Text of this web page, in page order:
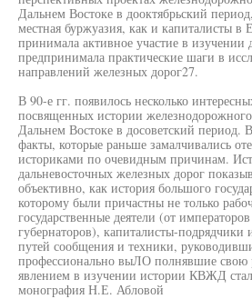
Дальнем Востоке в дооктябрьский
местная буржуазия, как и капиталисты в
принимала активное участие в изучении
предпринимала практические шаги в
направлений железных дорог27.
В 90-е гг. появилось несколько
посвященных истории железнодорожного
Дальнем Востоке в досоветский
факты, которые раньше замалчивались
историками по очевидным причинам.
дальневосточных железных дорог
объективно, как история большого
которому были причастны не только
государственные деятели (от
губернаторов), капиталисты-
путей сообщения и техники,
профессионально выЛО полнявшие свою
явлением в изучении истории КВЖД
монография Н.Е. Абловой